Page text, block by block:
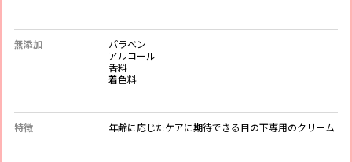
無添加
パラベン
アルコール
香料
着色料
特徴 年齢に応じたケアに期待できる目の下専用のクリーム